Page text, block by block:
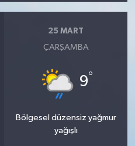
25 MART
ÇARŞAMBA
9°
Bölgesel düzensiz yağmur
yağışlı